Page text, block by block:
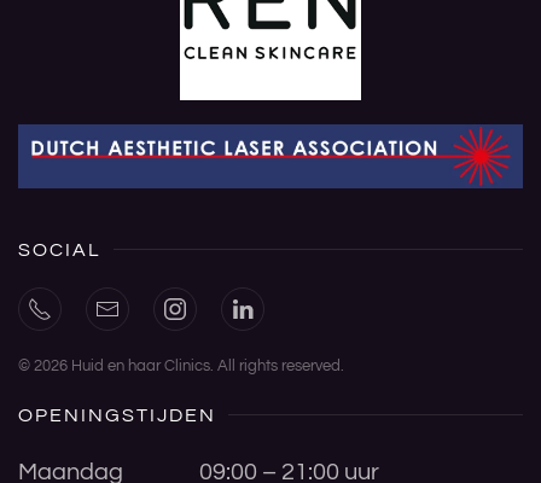
SOCIAL
© 2026 Huid en haar Clinics. All rights reserved.
OPENINGSTIJDEN
Maandag 09:00 – 21:00 uur